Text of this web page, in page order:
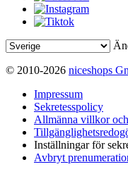
© 2010-2026 niceshops
Impressum
Sekretesspolicy
Allmänna villkor
Inställningar för
Avbryt